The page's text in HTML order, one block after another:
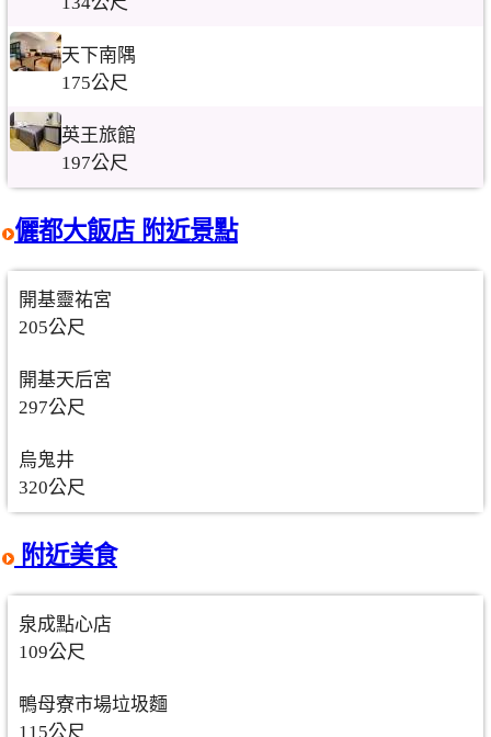
天下南隅
175公尺
英王旅館
197公尺
儷都大飯店 附近景點
開基靈祐宮
205公尺
開基天后宮
297公尺
烏鬼井
320公尺
附近美食
泉成點心店
109公尺
鴨母寮市場垃圾麵
115公尺